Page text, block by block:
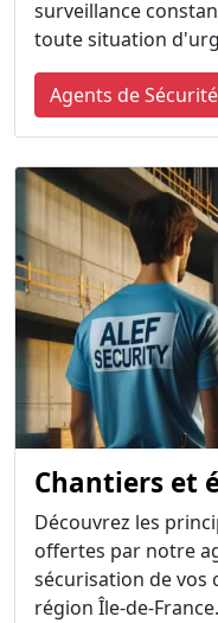
surveillance
toute situation
Agents de
Chantiers et
Découvrez les
offertes par notre
sécurisation de vos
région Île-de-France.